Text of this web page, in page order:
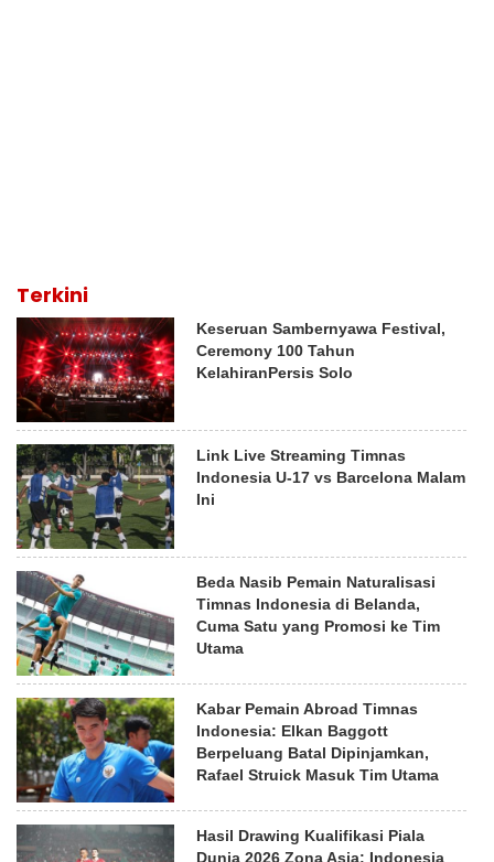
Terkini
Keseruan Sambernyawa Festival,
Ceremony 100 Tahun
KelahiranPersis Solo
Link Live Streaming Timnas
Indonesia U-17 vs Barcelona Malam
Ini
Beda Nasib Pemain Naturalisasi
Timnas Indonesia di Belanda,
Cuma Satu yang Promosi ke Tim
Utama
Kabar Pemain Abroad Timnas
Indonesia: Elkan Baggott
Berpeluang Batal Dipinjamkan,
Rafael Struick Masuk Tim Utama
Hasil Drawing Kualifikasi Piala
Dunia 2026 Zona Asia: Indonesia